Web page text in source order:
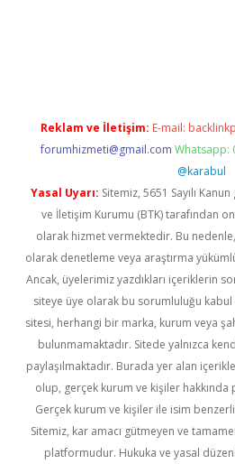
Reklam ve İletişim: E-mail:
forumhizmeti@gmail.com Whatsapp:
@karabul
Yasal Uyarı: Sitemiz, 5651 Sayılı
ve İletişim Kurumu (BTK) tarafından
olarak hizmet vermektedir. Bu
olarak denetleme veya araştırma
Ancak, üyelerimiz yazdıkları içeriklerin
siteye üye olarak bu sorumluluğu kabul
sitesi, herhangi bir marka, kurum veya
bulunmamaktadır. Sitede yalnızca
paylaşılmaktadır. Burada yer alan
olup, gerçek kurum ve kişiler hakkında
Gerçek kurum ve kişiler ile isim
Sitemiz, kar amacı gütmeyen ve
platformudur. Hukuka ve yasal